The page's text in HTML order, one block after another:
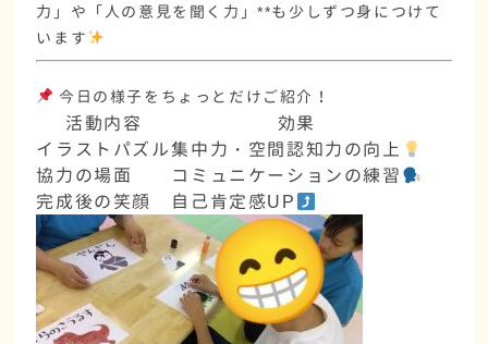
力」や「人の意見を聞く力」**も少しずつ身につけて
います
今日の様子をちょっとだけご紹介！
活動内容
効果
イラストパズル集中力・空間認知力の向上
協力の場面
コミュニケーションの練習
完成後の笑顔
自己肯定感UP